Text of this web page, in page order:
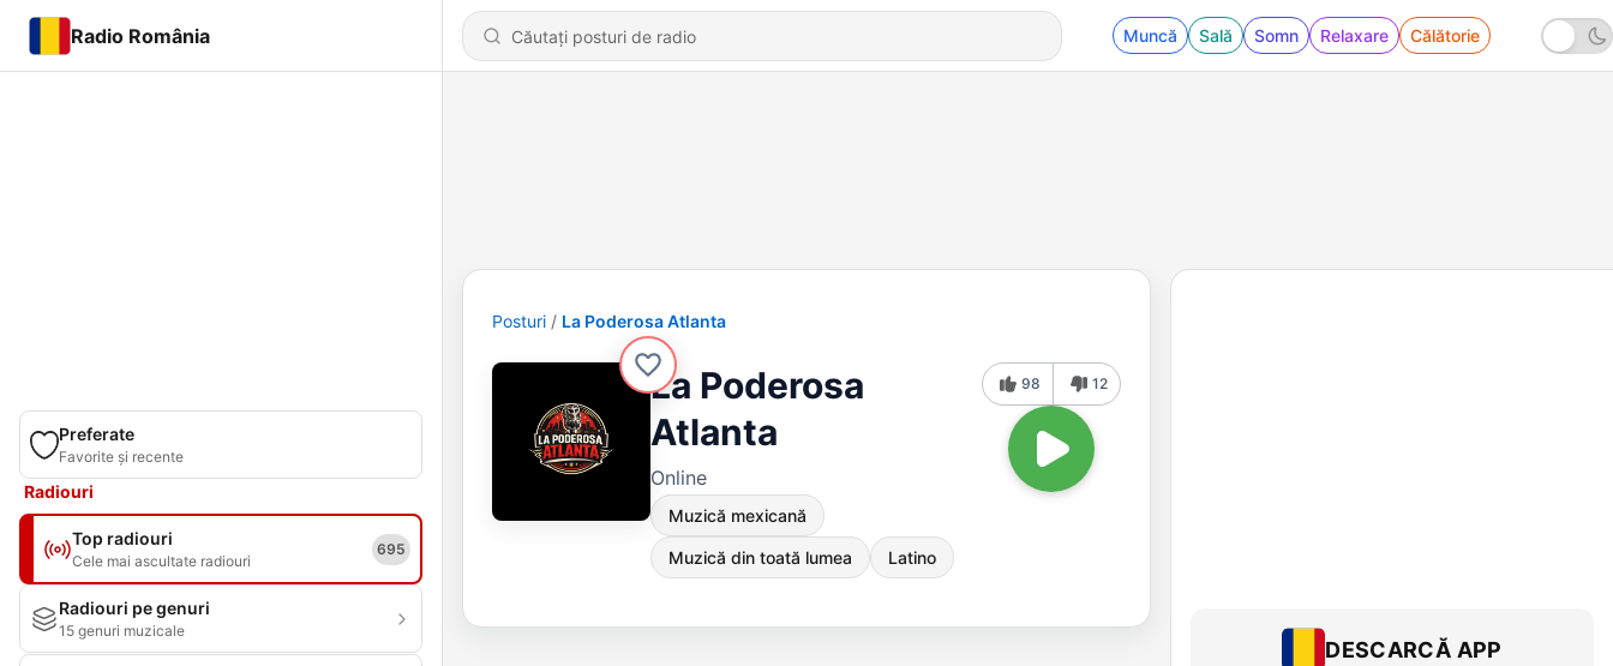
Radio România Muncă Sală Somn Relaxare Călătorie
Preferate
Favorite și recente
Radiouri
Top radiouri
Cele mai ascultate radiouri
695
Radiouri pe genuri
15 genuri muzicale
Posturi La Poderosa Atlanta
La Poderosa
Atlanta
Online
Muzică mexicană
Muzică din toată lumea Latino
98 12
DESCARCĂ APP